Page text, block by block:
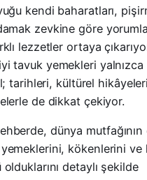
kendi baharatları,
zevkine göre
lezzetler ortaya
tavuk yemekleri yalnızca
tarihleri, kültürel
de dikkat çekiyor.
dünya mutfağının
kökenlerini ve
detaylı şekilde